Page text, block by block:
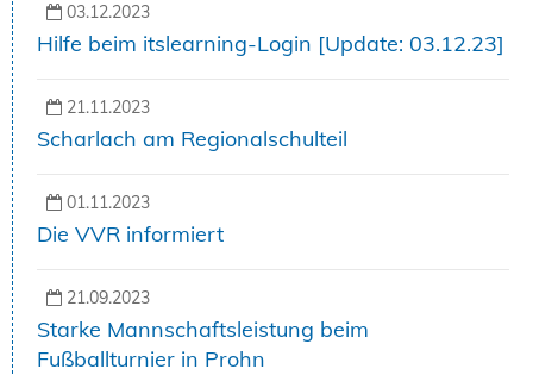
03.12.2023
Hilfe beim itslearning-Login [Update: 03.12.23]
21.11.2023
Scharlach am Regionalschulteil
01.11.2023
Die VVR informiert
21.09.2023
Starke Mannschaftsleistung beim
Fußballturnier in Prohn